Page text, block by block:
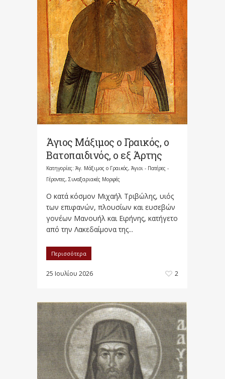
Άγιος Μάξιμος ο Γραικός, ο
Βατοπαιδινός, ο εξ Άρτης
Κατηγορίες: Άγ. Μάξιμος ο Γραικός, Άγιοι - Πατέρες -
Γέροντες, Συναξαριακές Μορφές
Ο κατά κόσμον Μιχαήλ Τριβώλης, υιός
των επιφανών, πλουσίων και ευσεβών
γονέων Μανουήλ και Ειρήνης, κατήγετο
από την Λακεδαίμονα της...
Περισσότερα
25 Ιουλίου 2026 2